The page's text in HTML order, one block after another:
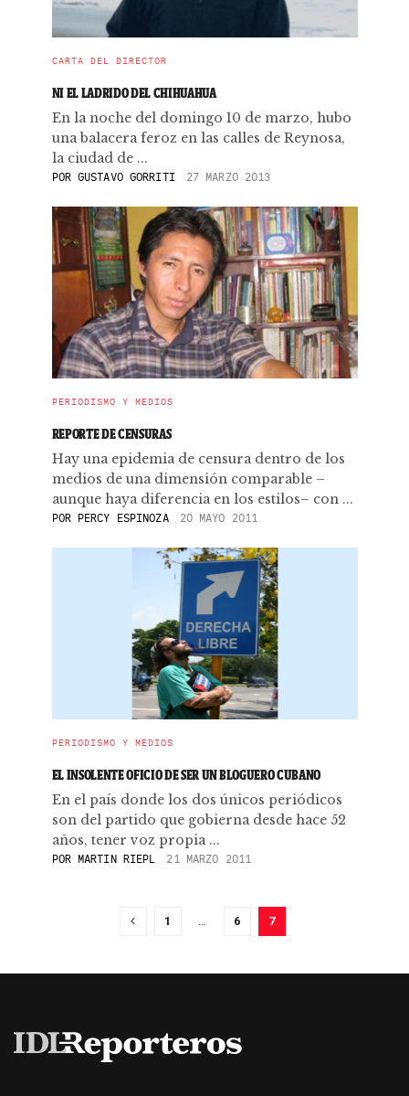
CARTA DEL DIRECTOR
NI EL LADRIDO DEL CHIHUAHUA
En la noche del domingo 10 de marzo, hubo
una balacera feroz en las calles de Reynosa,
la ciudad de ...
POR GUSTAVO GORRITI 27 MARZO 2013
PERIODISMO Y MEDIOS
REPORTE DE CENSURAS
Hay una epidemia de censura dentro de los
medios de una dimensión comparable –
aunque haya diferencia en los estilos– con ...
PORPERCY ESPINOZA 20 MAYO 2011
PERIODISMO Y MEDIOS
EL INSOLENTE OFICIO DE SER UN BLOGUERO CUBANO
En el país donde los dos únicos periódicos
son del partido que gobierna desde hace 52
años, tener voz propia ...
PORMARTIN RIEPL 21 MARZO 2011
1 … 6 7